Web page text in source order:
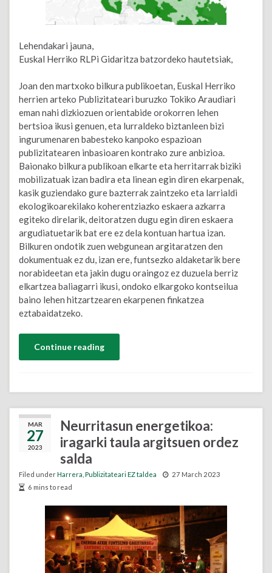
Lehendakari jauna,
Euskal Herriko RLPi Gidaritza batzordeko hautetsiak,
Joan den martxoko bilkura publikoetan, Euskal Herriko
herrien arteko Publizitateari buruzko Tokiko Araudiari
eman nahi dizkiozuen orientabide orokorren lehen
bertsioa ikusi genuen, eta lurraldeko biztanleen bizi
ingurumenaren babesteko kanpoko espazioan
publizitatearen inbasioaren kontrako zure anbizioa.
Baionako bilkura publikoan elkarte eta herritarrak biziki
mobilizatuak izan badira eta linean egin diren ekarpenak,
kasik guziendako gure bazterrak zaintzeko eta larrialdi
ekologikoarekilako koherentziazko eskaera azkarra
egiteko direlarik, deitoratzen dugu egin diren eskaera
argudiatuetarik bat ere ez dela kontuan hartua izan.
Bilkuren ondotik zuen webgunean argitaratzen den
dokumentuak ez du, izan ere, funtsezko aldaketarik bere
norabideetan eta jakin dugu oraingoz ez duzuela berriz
elkartzea baliagarri ikusi, ondoko elkargoko kontseilua
baino lehen hitzartzearen ekarpenen finkatzea
eztabaidatzeko.
Continue reading
MAR
27
2023
Neurritasun energetikoa:
iragarki taula argitsuen ordez
salda
Filed underHarrera Publizitateari EZ taldea
27 March 2023
6 mins to read